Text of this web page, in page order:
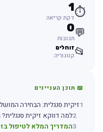
⏱️
1
דקת קריאה
💬
0
תגובות
📂זוחלים
קטגוריה
📖 תוכן העניינים
זיקית סנגלית: הבחירה
2למה דווקא זיקית סנגלית?
המדריך המלא לטיפול